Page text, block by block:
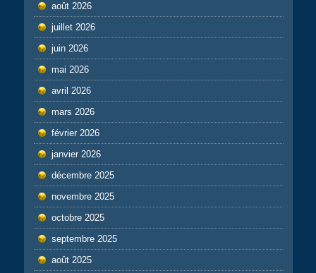
août 2026
juillet 2026
juin 2026
mai 2026
avril 2026
mars 2026
février 2026
janvier 2026
décembre 2025
novembre 2025
octobre 2025
septembre 2025
août 2025